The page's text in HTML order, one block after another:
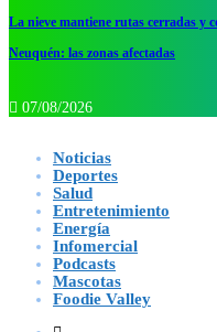
La nieve mantiene rutas cerradas y
Neuquén: las zonas afectadas
07/08/2026
Noticias
Deportes
Salud
Entretenimiento
Energía
Infomercial
Podcasts
Mascotas
Foodie Valley